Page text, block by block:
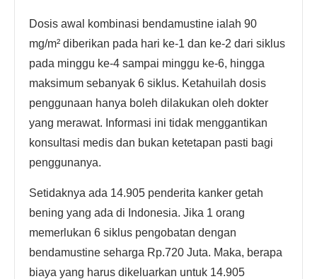
Dosis awal kombinasi bendamustine ialah 90
mg/m² diberikan pada hari ke-1 dan ke-2 dari siklus
pada minggu ke-4 sampai minggu ke-6, hingga
maksimum sebanyak 6 siklus. Ketahuilah dosis
penggunaan hanya boleh dilakukan oleh dokter
yang merawat. Informasi ini tidak menggantikan
konsultasi medis dan bukan ketetapan pasti bagi
penggunanya.
Setidaknya ada 14.905 penderita kanker getah
bening yang ada di Indonesia. Jika 1 orang
memerlukan 6 siklus pengobatan dengan
bendamustine seharga Rp.720 Juta. Maka, berapa
biaya yang harus dikeluarkan untuk 14.905